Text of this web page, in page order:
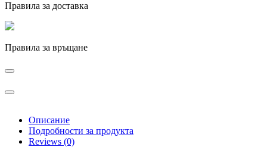
Правила за доставка
Правила за връщане
Описание
Подробности за продукта
Reviews (0)